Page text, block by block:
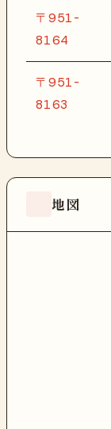
〒951-
8164
〒951-
8163
地図